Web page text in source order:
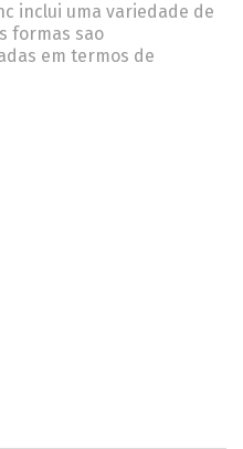
inclui uma variedade de
formas sao
em termos de